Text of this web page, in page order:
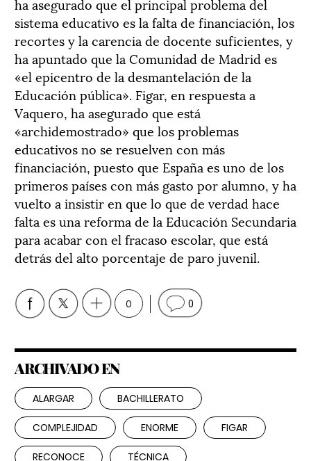
ha asegurado que el principal problema del
sistema educativo es la falta de financiación, los
recortes y la carencia de docente suficientes, y
ha apuntado que la Comunidad de Madrid es
«el epicentro de la desmantelación de la
Educación pública». Figar, en respuesta a
Vaquero, ha asegurado que está
«archidemostrado» que los problemas
educativos no se resuelven con más
financiación, puesto que España es uno de los
primeros países con más gasto por alumno, y ha
vuelto a insistir en que lo que de verdad hace
falta es una reforma de la Educación Secundaria
para acabar con el fracaso escolar, que está
detrás del alto porcentaje de paro juvenil.
0 0
ARCHIVADO EN
ALARGAR BACHILLERATO
COMPLEJIDAD ENORME FIGAR
RECONOCE TÉCNICA